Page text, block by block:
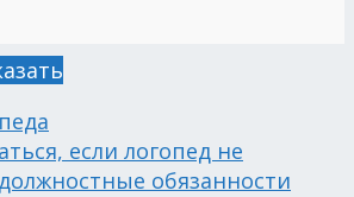
если логопед не
обязанности